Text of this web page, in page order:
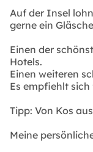
Auf der Insel
gerne ein
Einen der
Hotels.
Einen weiteren
Es empfiehlt
Tipp: Von Kos
Meine